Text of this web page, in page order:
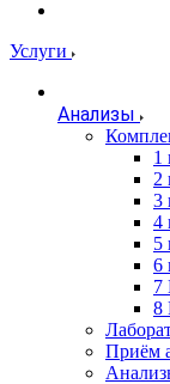
Услуги
Анализы
1
2
3
4
5
6
7
8
Приём